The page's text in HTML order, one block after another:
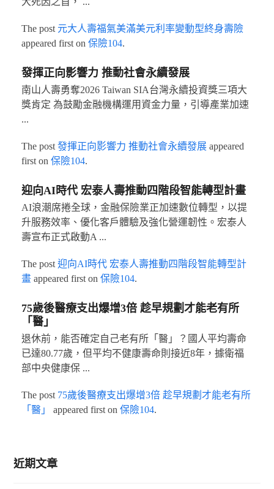
The post 元大人壽福氣美滿美元利率變動型終身壽險
appeared first on 保險104.
發揮正向影響力 推動社會永續發展
南山人壽勇奪2026 Taiwan SIA台灣永續投資獎三項大
獎肯定 為鼓勵金融機構運用資金力量，引導產業加速
...
The post 發揮正向影響力 推動社會永續發展appeared
first on 保險104.
迎向AI時代 宏泰人壽推動四階段智能轉型計畫
AI浪潮席捲全球，金融保險業正加速數位轉型，以提
升服務效率、優化客戶體驗及強化營運韌性。宏泰人
壽宣布正式啟動A ...
The post 迎向AI時代 宏泰人壽推動四階段智能轉型計
畫appeared first on 保險104.
75歲後醫療支出爆增3倍 趁早規劃才能老有所
「醫」
退休前，能否確定自己老有所「醫」？國人平均壽命
已達80.77歲，但平均不健康壽命則接近8年，據衛福
部中央健康保 ...
The post 75歲後醫療支出爆增3倍 趁早規劃才能老有所
「醫」
appeared first on 保險104.
近期文章